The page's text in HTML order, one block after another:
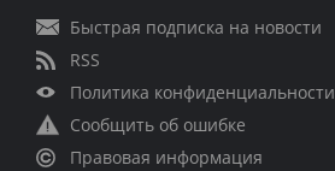
Быстрая подписка на новости
RSS
Политика конфиденциальности
Сообщить об ошибке
Правовая информация